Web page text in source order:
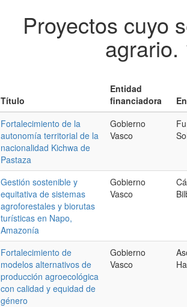
Proyectos cuyo
agrario.
Título
Entidad
financiadora
Fortalecimiento de la
autonomía territorial de la
nacionalidad Kichwa de
Pastaza
Gobierno
Vasco
Gestión sostenible y
equitativa de sistemas
agroforestales y biorutas
turísticas en Napo,
Amazonía
Gobierno
Vasco
Fortalecimiento de
modelos alternativos de
producción agroecológica
con calidad y equidad de
género
Gobierno
Vasco